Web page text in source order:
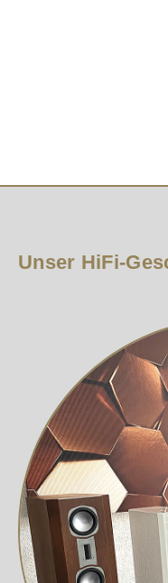
Unser HiFi-